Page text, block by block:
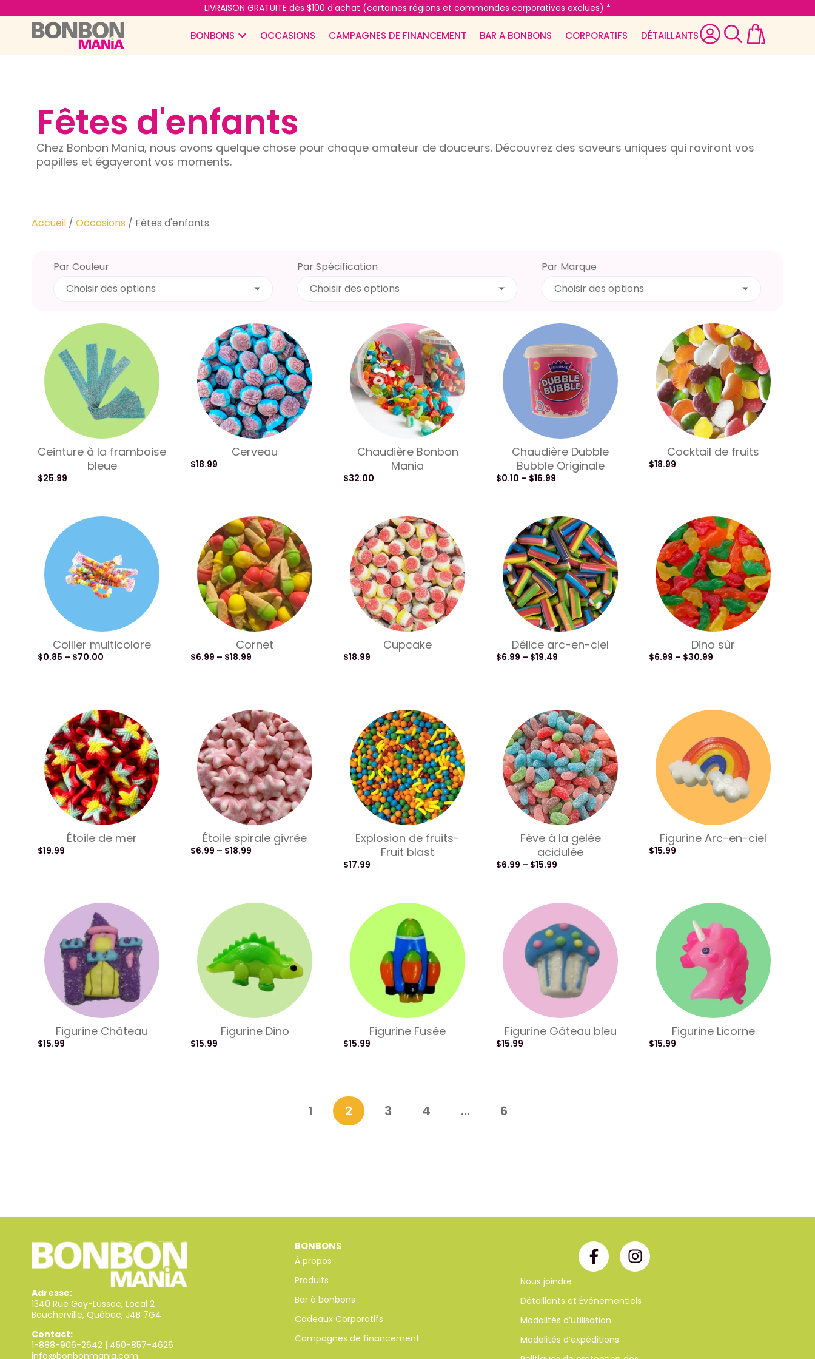
LIVRAISON GRATUITE dès $100 d'achat (certaines régions et commandes corporatives exclues) *
BONBONS OCCASIONS CAMPAGNES DE FINANCEMENT BAR A BONBONS CORPORATIFS DÉTAILLANTS
Fêtes d'enfants
Chez Bonbon Mania, nous avons quelque chose pour chaque amateur de douceurs. Découvrez des saveurs uniques qui raviront vos
papilles et égayeront vos moments.
Accueil / Occasions / Fêtes d'enfants
Par Couleur
Choisir des options
Par Spécification
Choisir des options
Par Marque
Choisir des options
Ceinture à la framboise
bleue
$25.99
Cerveau
$18.99
Chaudière Bonbon
Mania
$32.00
Chaudière Dubble
Bubble Originale
$0.10 – $16.99
Cocktail de fruits
$18.99
Collier multicolore
$0.85 – $70.00
Cornet
$6.99 – $18.99
Cupcake
$18.99
Délice arc-en-ciel
$6.99 – $19.49
Dino sûr
$6.99 – $30.99
Étoile de mer
$19.99
Étoile spirale givrée
$6.99 – $18.99
Explosion de fruits-
Fruit blast
$17.99
Fève à la gelée
acidulée
$6.99 – $15.99
Figurine Arc-en-ciel
$15.99
Figurine Château
$15.99
Figurine Dino
$15.99
Figurine Fusée
$15.99
Figurine Gâteau bleu
$15.99
Figurine Licorne
$15.99
1 2 3 4 … 6
Adresse:
1340 Rue Gay-Lussac, Local 2
Boucherville, Québec, J4B 7G4
Contact:
1-888-906-2642 | 450-857-4626
info@bonbonmania.com
BONBONS
À propos
Produits
Bar à bonbons
Cadeaux Corporatifs
Campagnes de financement
Nous joindre
Détaillants et Événementiels
Modalités d’utilisation
Modalités d’expéditions